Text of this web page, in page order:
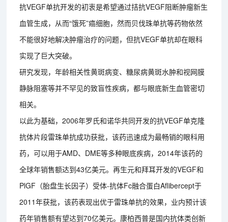
抗VEGF单抗开发的初衷是希望通过拮抗VEGF阻断肿瘤新生
血管生成，从而“饿死”癌细胞，然而贝伐珠单抗等药物依然
不能很好地解决肿瘤治疗的问题，但抗VEGF单抗却在眼科
实现了巨大突破。
研究发现，年龄相关性黄斑病变、糖尿病黄斑水肿和视网膜
静脉阻塞等并不罕见的致盲性疾病，都与眼底新生血管密切
相关。
以此为基础，2006年罗氏和诺华共同开发的抗VEGF单克隆
抗体片段雷珠单抗成功获批，该药迅速成为最畅销的眼科用
药，可以用于AMD、DME等多种眼底疾病，2014年该药的
全球年销售额达到43亿美元。再生元和拜耳开发的VEGF和
PlGF（胎盘生长因子）受体-抗体Fc融合蛋白Aflibercept于
2011年获批，该药表现出优于雷珠单抗的效果，业内预计该
药年销售额有望达到70亿美元。康柏西普是国内抗体类创新